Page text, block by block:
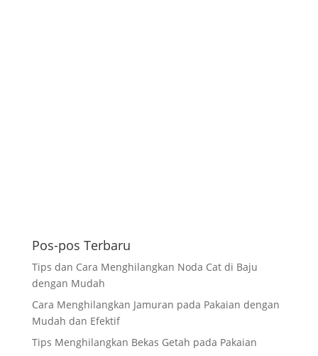
Pos-pos Terbaru
Tips dan Cara Menghilangkan Noda Cat di Baju
dengan Mudah
Cara Menghilangkan Jamuran pada Pakaian dengan
Mudah dan Efektif
Tips Menghilangkan Bekas Getah pada Pakaian